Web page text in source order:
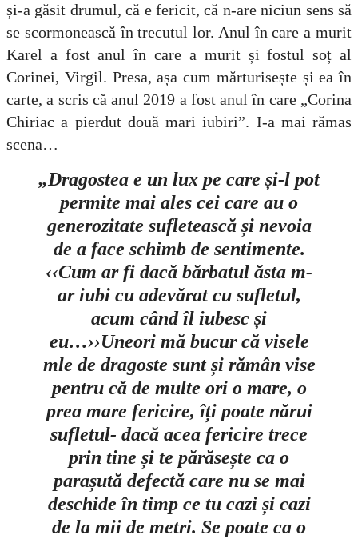
și-a găsit drumul, că e fericit, că n-are niciun sens să
se scormonească în trecutul lor. Anul în care a murit
Karel a fost anul în care a murit și fostul soț al
Corinei, Virgil. Presa, așa cum mărturisește și ea în
carte, a scris că anul 2019 a fost anul în care „Corina
Chiriac a pierdut două mari iubiri”. I-a mai rămas
scena…
„Dragostea e un lux pe care și-l pot
permite mai ales cei care au o
generozitate sufletească și nevoia
de a face schimb de sentimente.
‹‹Cum ar fi dacă bărbatul ăsta m-
ar iubi cu adevărat cu sufletul,
acum când îl iubesc și
eu…››Uneori mă bucur că visele
mle de dragoste sunt și rămân vise
pentru că de multe ori o mare, o
prea mare fericire, îți poate nărui
sufletul- dacă acea fericire trece
prin tine și te părăsește ca o
parașută defectă care nu se mai
deschide în timp ce tu cazi și cazi
de la mii de metri. Se poate ca o